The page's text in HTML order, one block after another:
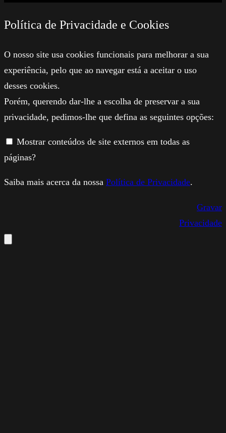
Política de Privacidade e Cookies
O nosso site usa cookies funcionais para melhorar a sua
experiência, pelo que ao navegar está a aceitar o uso
desses cookies.
Porém, querendo dar-lhe a escolha de preservar a sua
privacidade, pedimos-lhe que defina as seguintes opções:
Mostrar conteúdos de site externos em todas as
páginas?
Saiba mais acerca da nossa Política de Privacidade.
Gravar
Privacidade